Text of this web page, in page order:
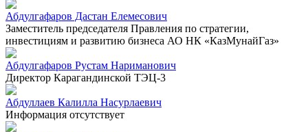
Абдулгафаров Дастан Елемесович
Заместитель председателя Правления по стратегии,
инвестициям и развитию бизнеса АО НК «КазМунайГаз»
Абдулгафаров Рустам Нариманович
Директор Карагандинской ТЭЦ-3
Абдуллаев Калилла Насурлаевич
Информация отсутствует